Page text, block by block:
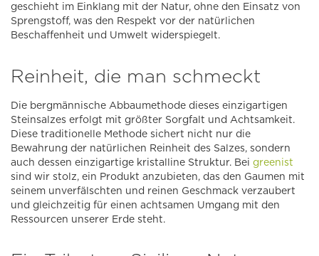
geschieht im Einklang mit der Natur, ohne den Einsatz von
Sprengstoff, was den Respekt vor der natürlichen
Beschaffenheit und Umwelt widerspiegelt.
Reinheit, die man schmeckt
Die bergmännische Abbaumethode dieses einzigartigen
Steinsalzes erfolgt mit größter Sorgfalt und Achtsamkeit.
Diese traditionelle Methode sichert nicht nur die
Bewahrung der natürlichen Reinheit des Salzes, sondern
auch dessen einzigartige kristalline Struktur. Bei greenist
sind wir stolz, ein Produkt anzubieten, das den Gaumen mit
seinem unverfälschten und reinen Geschmack verzaubert
und gleichzeitig für einen achtsamen Umgang mit den
Ressourcen unserer Erde steht.